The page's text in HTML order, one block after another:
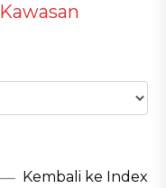
Kembali ke Index